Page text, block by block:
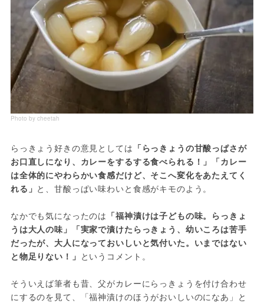
Photo by cheetah
らっきょう好きの意見としては 「らっきょうの甘酸っぱさが
お口直しになり、カレーをするする食べられる！」「カレー
は全体的にやわらかい食感だけど、そこへ変化をあたえてく
れる」 と、甘酸っぱい味わいと食感がキモのよう。
なかでも気になったのは 「福神漬けは子どもの味。らっきょ
うは大人の味」「実家で漬けたらっきょう、幼いころは苦手
だったが、大人になっておいしいと気付いた。いまではない
と物足りない！」 というコメント。
そういえば筆者も昔、父がカレーにらっきょうを付け合わせ
にするのを見て、「福神漬けのほうがおいしいのになあ」と